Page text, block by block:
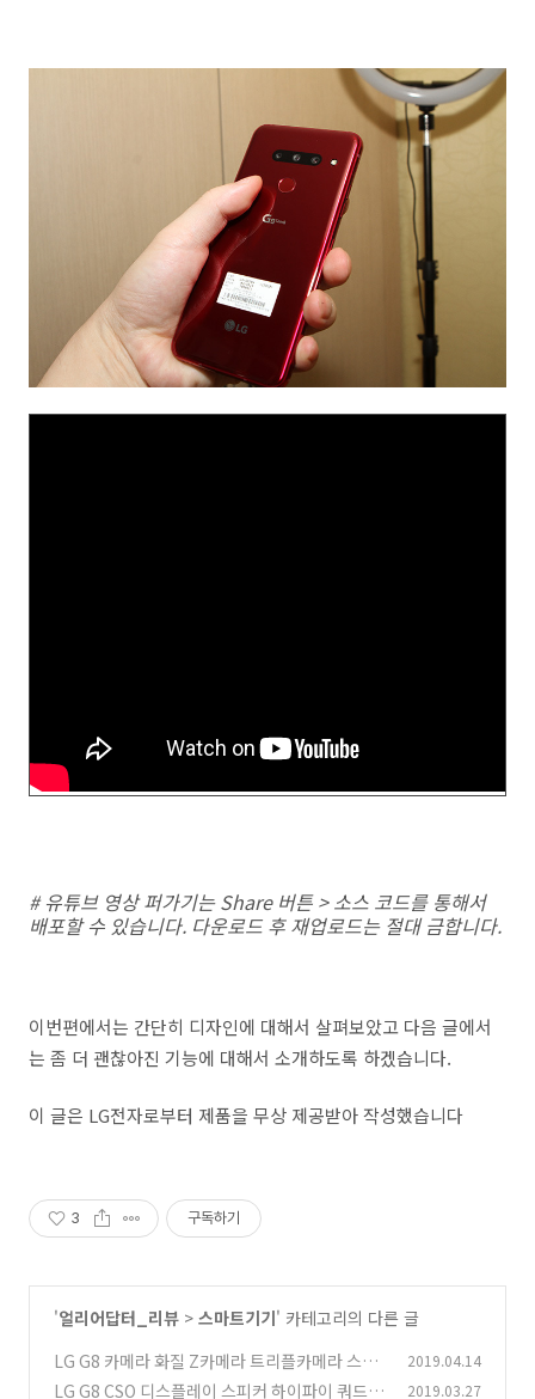
# 유튜브 영상 퍼가기는 Share 버튼 > 소스 코드를 통해서
배포할 수 있습니다. 다운로드 후 재업로드는 절대 금합니다.
이번편에서는 간단히 디자인에 대해서 살펴보았고 다음 글에서
는 좀 더 괜찮아진 기능에 대해서 소개하도록 하겠습니다.
이 글은 LG전자로부터 제품을 무상 제공받아 작성했습니다
3 구독하기
'얼리어답터_리뷰 > 스마트기기' 카테고리의 다른 글
LG G8 카메라 화질 Z카메라 트리플카메라 스튜
디오처럼 촬영하기 (1)
2019.04.14
LG G8 CSO 디스플레이 스피커 하이파이 쿼드 D
2019.03.27